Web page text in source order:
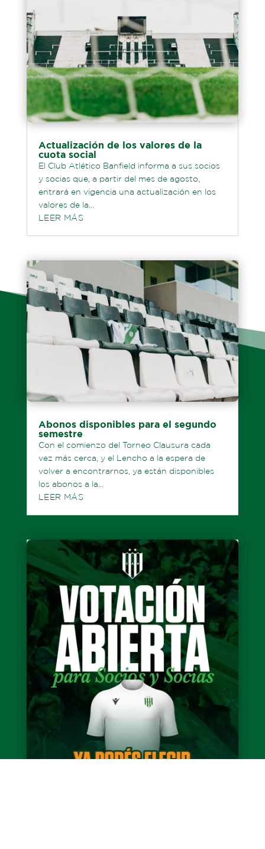
Actualización de los valores de la
cuota social
El Club Atlético Banfield informa a sus socios
y socias que, a partir del mes de agosto,
entrará en vigencia una actualización en los
valores de la...
LEER MÁS
Abonos disponibles para el segundo
semestre
Con el comienzo del Torneo Clausura cada
vez más cerca, y el Lencho a la espera de
volver a encontrarnos, ya están disponibles
los abonos a la...
LEER MÁS